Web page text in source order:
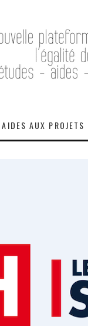
AIDES AUX PROJETS